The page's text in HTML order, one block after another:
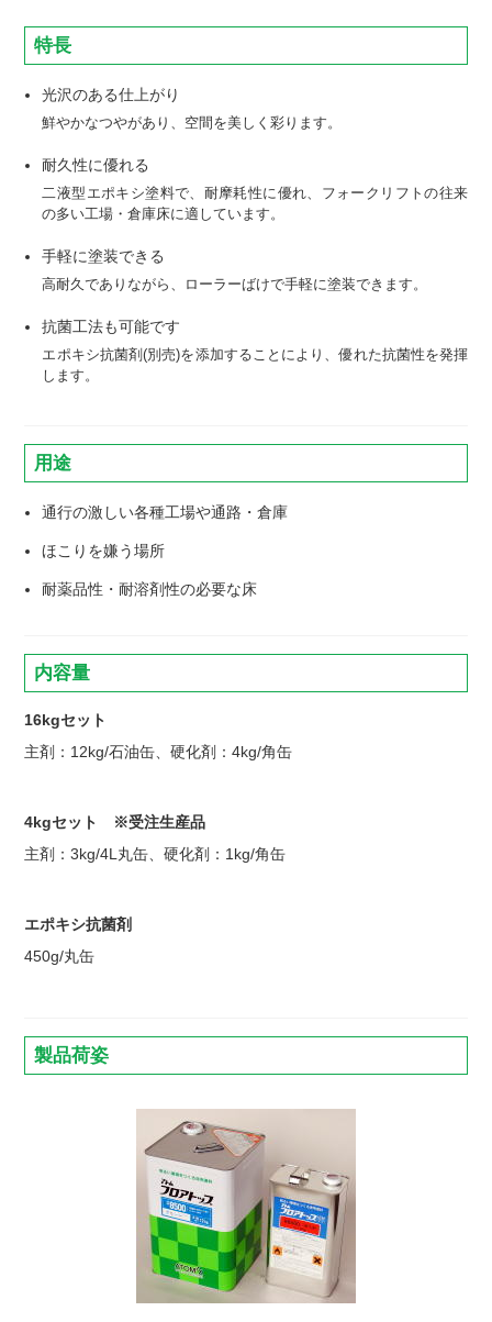
特長
光沢のある仕上がり
鮮やかなつやがあり、空間を美しく彩ります。
耐久性に優れる
二液型エポキシ塗料で、耐摩耗性に優れ、フォークリフトの往来
の多い工場・倉庫床に適しています。
手軽に塗装できる
高耐久でありながら、ローラーばけで手軽に塗装できます。
抗菌工法も可能です
エポキシ抗菌剤(別売)を添加することにより、優れた抗菌性を発揮
します。
用途
通行の激しい各種工場や通路・倉庫
ほこりを嫌う場所
耐薬品性・耐溶剤性の必要な床
内容量
16kgセット
主剤：12kg/石油缶、硬化剤：4kg/角缶
4kgセット ※受注生産品
主剤：3kg/4L丸缶、硬化剤：1kg/角缶
エポキシ抗菌剤
450g/丸缶
製品荷姿